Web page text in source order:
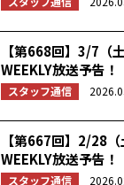
【第668回】3/7（
WEEKLY放送予告！
スタッフ通信
【第667回】2/28
WEEKLY放送予告！
スタッフ通信